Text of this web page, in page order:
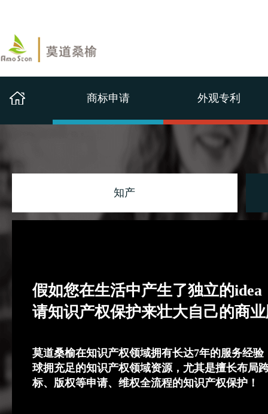
商标申请 外观专利
知产
假如您在生活中产生了独立的
请知识产权保护来壮大自己的商
莫道桑榆在知识产权领域拥有长达7年的服务经验
球拥充足的知识产权领域资源，尤其是擅长布局
标、版权等申请、维权全流程的知识产权保护！